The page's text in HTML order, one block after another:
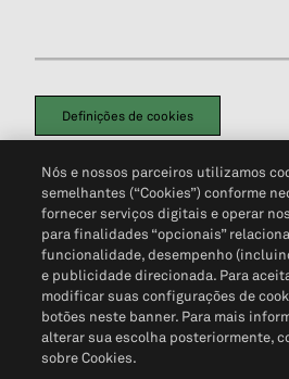
Definições de cookies
Política de PrivacidadePortal de
Não Venda Minhas Informações Pessoais
Nós e nossos parceiros utilizamos
semelhantes (“Cookies”) conforme
fornecer serviços digitais e operar
para finalidades “opcionais”
funcionalidade, desempenho
e publicidade direcionada. Para
modificar suas configurações de
botões neste banner. Para mais
alterar sua escolha posteriormente,
sobre Cookies.